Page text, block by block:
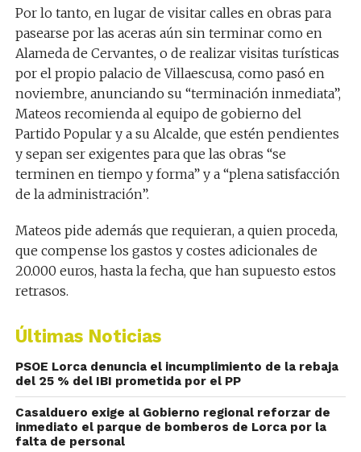
Por lo tanto, en lugar de visitar calles en obras para
pasearse por las aceras aún sin terminar como en
Alameda de Cervantes, o de realizar visitas turísticas
por el propio palacio de Villaescusa, como pasó en
noviembre, anunciando su “terminación inmediata”,
Mateos recomienda al equipo de gobierno del
Partido Popular y a su Alcalde, que estén pendientes
y sepan ser exigentes para que las obras “se
terminen en tiempo y forma” y a “plena satisfacción
de la administración”.
Mateos pide además que requieran, a quien proceda,
que compense los gastos y costes adicionales de
20.000 euros, hasta la fecha, que han supuesto estos
retrasos.
Últimas Noticias
PSOE Lorca denuncia el incumplimiento de la rebaja
del 25 % del IBI prometida por el PP
Casalduero exige al Gobierno regional reforzar de
inmediato el parque de bomberos de Lorca por la
falta de personal